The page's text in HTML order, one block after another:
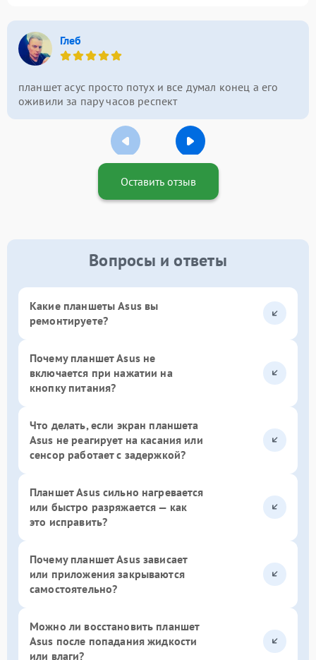
Глеб
планшет асус просто потух и все думал конец а его
оживили за пару часов респект
Оставить отзыв
Вопросы и ответы
Какие планшеты Asus вы
ремонтируете?
Почему планшет Asus не
включается при нажатии на
кнопку питания?
Что делать, если экран планшета
Asus не реагирует на касания или
сенсор работает с задержкой?
Планшет Asus сильно нагревается
или быстро разряжается — как
это исправить?
Почему планшет Asus зависает
или приложения закрываются
самостоятельно?
Можно ли восстановить планшет
Asus после попадания жидкости
или влаги?